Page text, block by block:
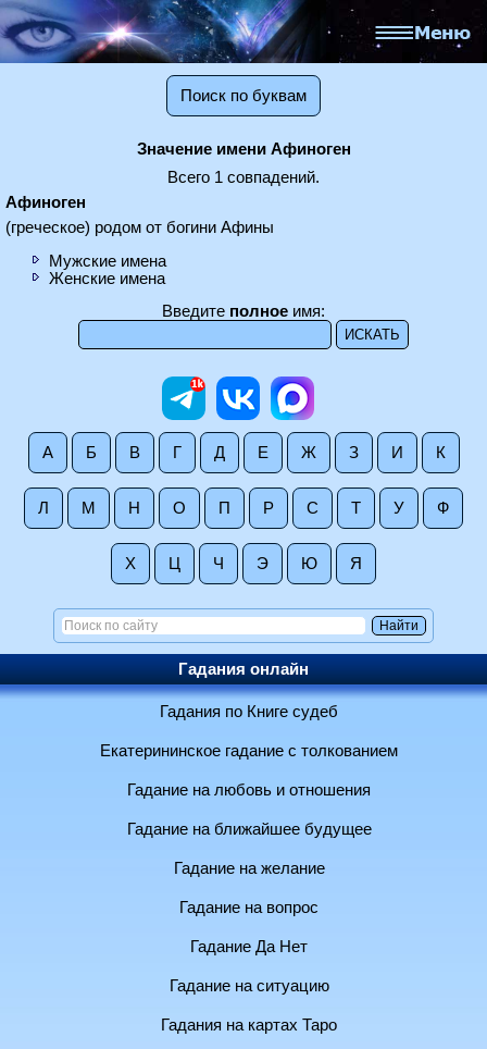
Поиск по буквам
Значение имени Афиноген
Всего 1 совпадений.
Афиноген
(греческое) родом от богини Афины
Мужские имена
Женские имена
Введите полное имя:
А Б В Г Д Е Ж З И К
Л М Н О П Р С Т У Ф
Х Ц Ч Э Ю Я
Гадания онлайн
Гадания по Книге судеб
Екатерининское гадание с толкованием
Гадание на любовь и отношения
Гадание на ближайшее будущее
Гадание на желание
Гадание на вопрос
Гадание Да Нет
Гадание на ситуацию
Гадания на картах Таро